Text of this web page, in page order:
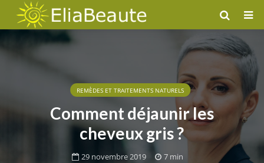
REMÈDES ET TRAITEMENTS NATURELS
Comment déjaunir les
cheveux gris ?
29 novembre 2019 7 min